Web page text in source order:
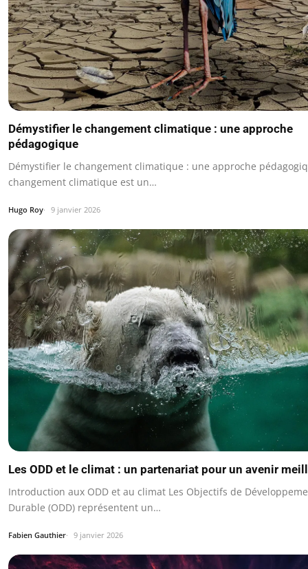
Démystifier le changement climatique : une approche
pédagogique
Démystifier le changement climatique : une approche
changement climatique est un…
Hugo Roy 9 janvier 2026
Les ODD et le climat : un partenariat pour un avenir
Introduction aux ODD et au climat Les Objectifs de
Durable (ODD) représentent un…
Fabien Gauthier 9 janvier 2026